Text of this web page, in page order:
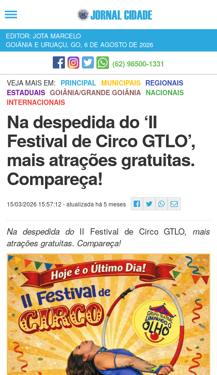
EDITOR: JOTA MARCELO
GOIÂNIA E URUAÇU, GO, 6 DE AGOSTO DE 2026
(62) 98500-1331
VEJA MAIS EM: PRINCIPAL MUNICIPAIS REGIONAIS
ESTADUAIS GOIÂNIA/GRANDE GOIÂNIA NACIONAIS
INTERNACIONAIS
Na despedida do ‘II
Festival de Circo GTLO’,
mais atrações gratuitas.
Compareça!
15/03/2026 15:57:12 - atualizada há 5 meses
Na despedida do II Festival de Circo GTLO, mais
atrações gratuitas. Compareça!